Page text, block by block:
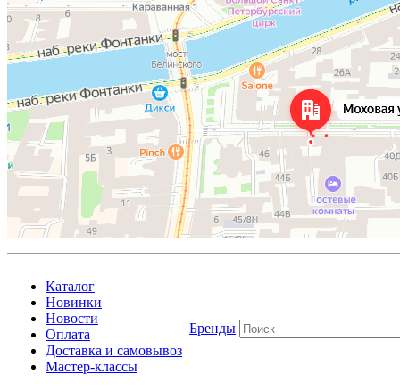
Каталог
Новинки
Новости
Оплата
Доставка и самовывоз
Мастер-классы
Бренды